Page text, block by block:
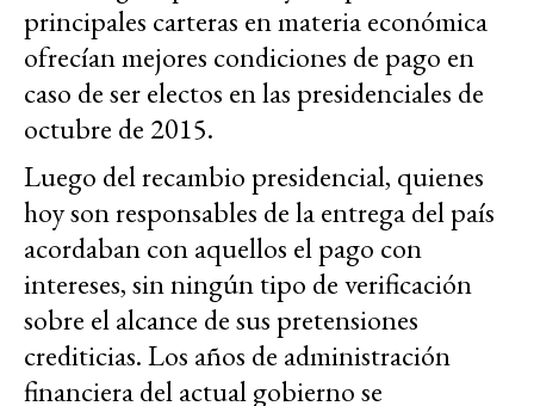
principales carteras en materia económica
ofrecían mejores condiciones de pago en
caso de ser electos en las presidenciales de
octubre de 2015.
Luego del recambio presidencial, quienes
hoy son responsables de la entrega del país
acordaban con aquellos el pago con
intereses, sin ningún tipo de verificación
sobre el alcance de sus pretensiones
crediticias. Los años de administración
financiera del actual gobierno se